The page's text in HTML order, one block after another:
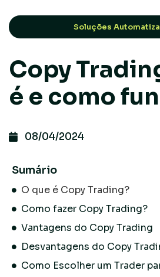
Soluções
Copy
é e como
08/04/2024
Sumário
O que é Copy Trading?
Como fazer Copy Trading?
Vantagens do Copy Trading
Desvantagens do Copy
Como Escolher um Trader